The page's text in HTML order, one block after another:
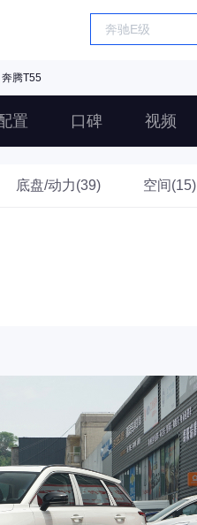
奔腾T55
置 口碑 视频
底盘/动力(39) 空间(15)